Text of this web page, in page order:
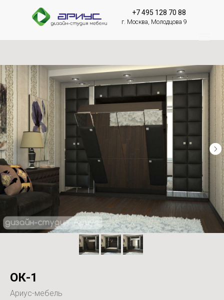
+7 495 128 70 88
г. Москва, Молодцова 9
ОК-1
Ариус-мебель